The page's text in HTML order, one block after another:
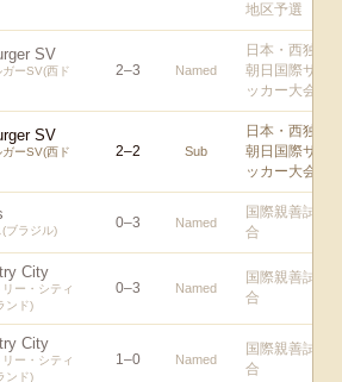
地区予選
SV
ガーSV(西ド
2–3 Named
日本・西独
朝日国際サ
ッカー大会
SV
ーSV(西ド
2–2 Sub
日本・西独
朝日国際サ
ッカー大会
ブラジル) 0–3 Named
国際親善試
合
City
ー・シティ
ンド)
0–3 Named
国際親善試
合
City
ー・シティ
ンド)
1–0 Named
国際親善試
合